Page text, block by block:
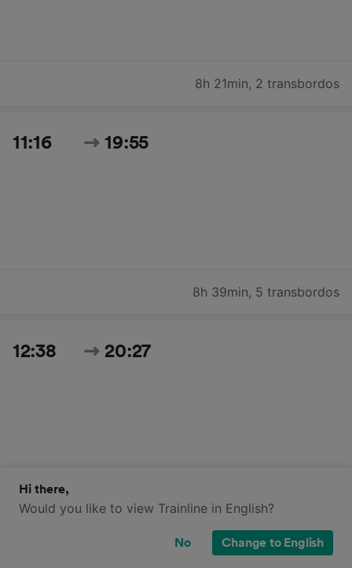
8h 21min, 2 transbordos
11:16 19:55
8h 39min, 5 transbordos
12:38 20:27
7h 49min , 1 transbordo
Buscar todos los horarios y precios de hoy
Hi there,
Would you like to view Trainline in English?
No Change to English